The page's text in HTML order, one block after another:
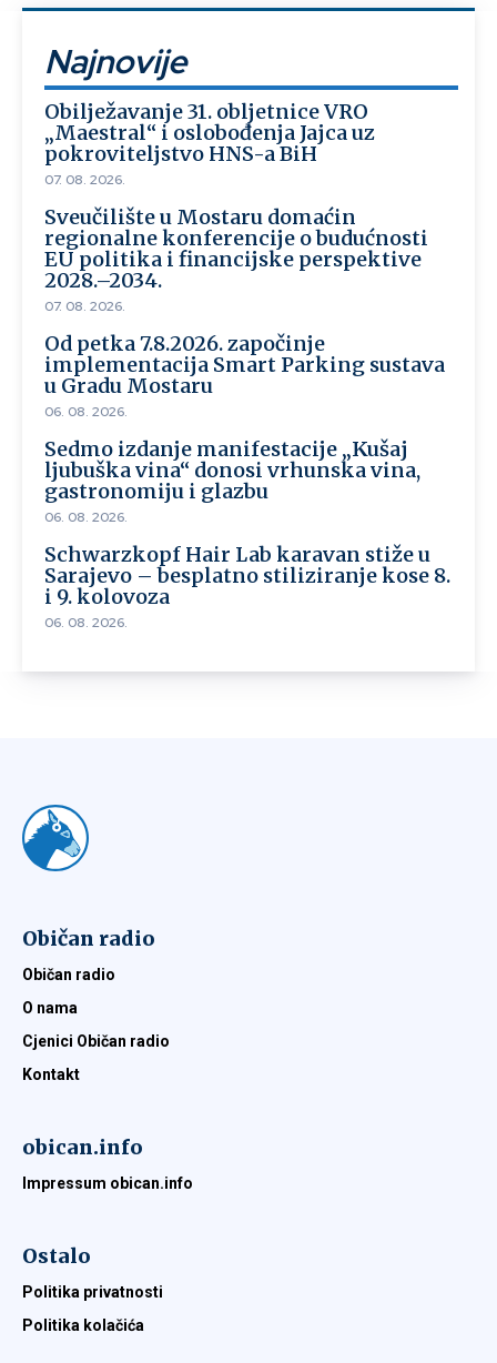
Najnovije
Obilježavanje 31. obljetnice VRO
„Maestral“ i oslobođenja Jajca uz
pokroviteljstvo HNS-a BiH
07. 08. 2026.
Sveučilište u Mostaru domaćin
regionalne konferencije o budućnosti
EU politika i financijske perspektive
2028.–2034.
07. 08. 2026.
Od petka 7.8.2026. započinje
implementacija Smart Parking sustava
u Gradu Mostaru
06. 08. 2026.
Sedmo izdanje manifestacije „Kušaj
ljubuška vina“ donosi vrhunska vina,
gastronomiju i glazbu
06. 08. 2026.
Schwarzkopf Hair Lab karavan stiže u
Sarajevo – besplatno stiliziranje kose 8.
i 9. kolovoza
06. 08. 2026.
Običan radio
Običan radio
O nama
Cjenici Običan radio
Kontakt
obican.info
Impressum obican.info
Ostalo
Politika privatnosti
Politika kolačića